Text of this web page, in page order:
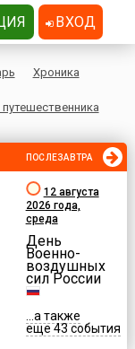
Хроника
ПОСЛЕЗАВТРА
12 августа
2026 года,
среда
День
Военно-
воздушных
сил России
...а также
еще 43 события
ВХОД